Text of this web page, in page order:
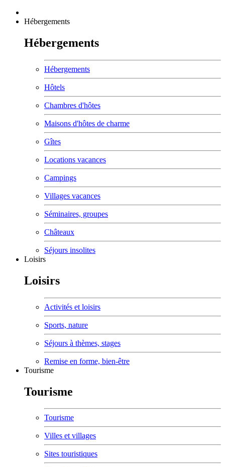
Hébergements
Hébergements
Hébergements
Hôtels
Chambres d'hôtes
Maisons d'hôtes de charme
Gîtes
Locations vacances
Campings
Villages vacances
Séminaires, groupes
Châteaux
Séjours insolites
Loisirs
Loisirs
Activités et loisirs
Sports, nature
Séjours à thèmes, stages
Remise en forme, bien-être
Tourisme
Tourisme
Tourisme
Villes et villages
Sites touristiques